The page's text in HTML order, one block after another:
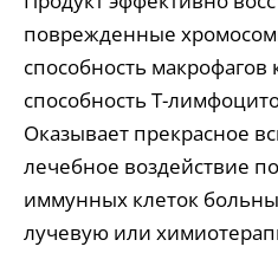
поврежденные
способность макрофагов
способность Т-
Оказывает прекрасное
лечебное воздействие
иммунных клеток
лучевую или